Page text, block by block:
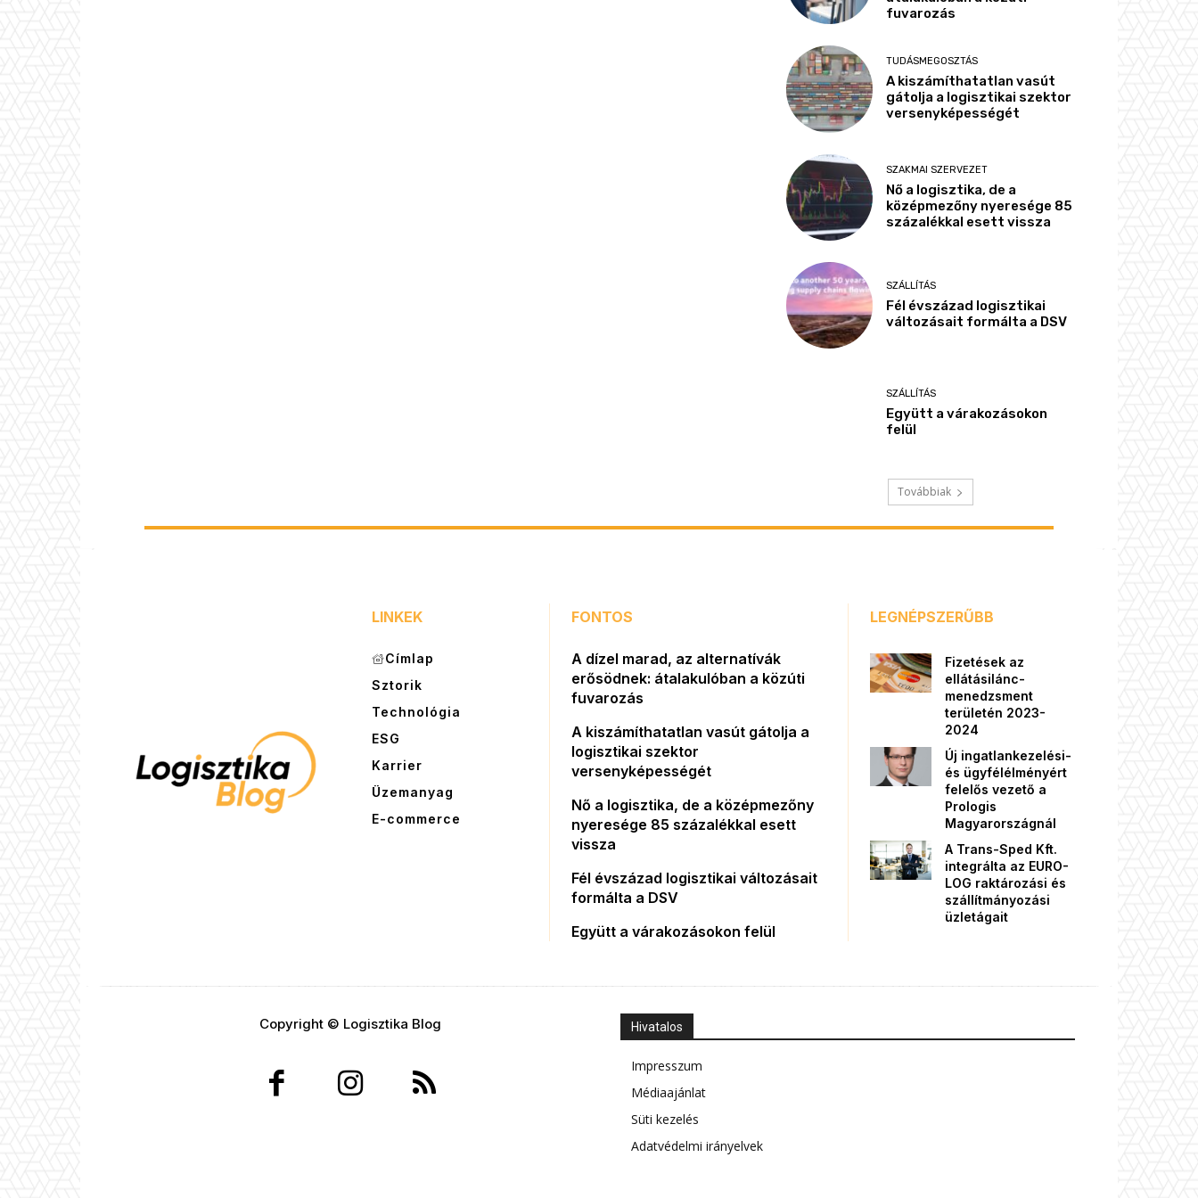
fuvarozás
TUDÁSMEGOSZTÁS
A kiszámíthatatlan vasút
gátolja a logisztikai szektor
versenyképességét
SZAKMAI SZERVEZET
Nő a logisztika, de a
középmezőny nyeresége 85
százalékkal esett vissza
SZÁLLÍTÁS
Fél évszázad logisztikai
változásait formálta a DSV
SZÁLLÍTÁS
Együtt a várakozásokon
felül
Továbbiak
LINKEK
Címlap
Sztorik
Technológia
ESG
Karrier
Üzemanyag
E-commerce
FONTOS
A dízel marad, az alternatívák
erősödnek: átalakulóban a közúti
fuvarozás
A kiszámíthatatlan vasút gátolja a
logisztikai szektor
versenyképességét
Nő a logisztika, de a középmezőny
nyeresége 85 százalékkal esett
vissza
Fél évszázad logisztikai változásait
formálta a DSV
Együtt a várakozásokon felül
LEGNÉPSZERŰBB
Fizetések az
ellátásilánc-
menedzsment
területén 2023-
2024
Új ingatlankezelési-
és ügyfélélményért
felelős vezető a
Prologis
Magyarországnál
A Trans-Sped Kft.
integrálta az EURO-
LOG raktározási és
szállítmányozási
üzletágait
Copyright © Logisztika Blog Hivatalos
Impresszum
Médiaajánlat
Süti kezelés
Adatvédelmi irányelvek